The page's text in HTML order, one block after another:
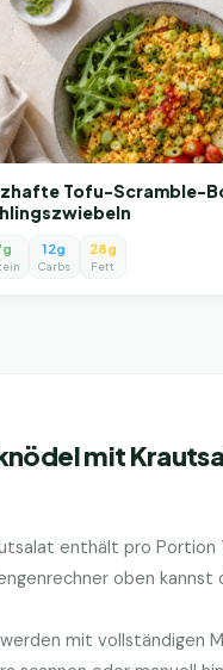
Tofu-Scramble-
12g
Carbs
28g
Fett
mit
enthält pro Portion
oben kannst
mit vollständigen